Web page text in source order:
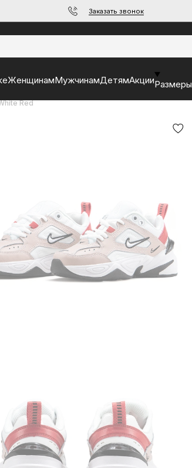
Заказать звонок
ЖенщинамМужчинамДетямАкцииРазмеры
Red